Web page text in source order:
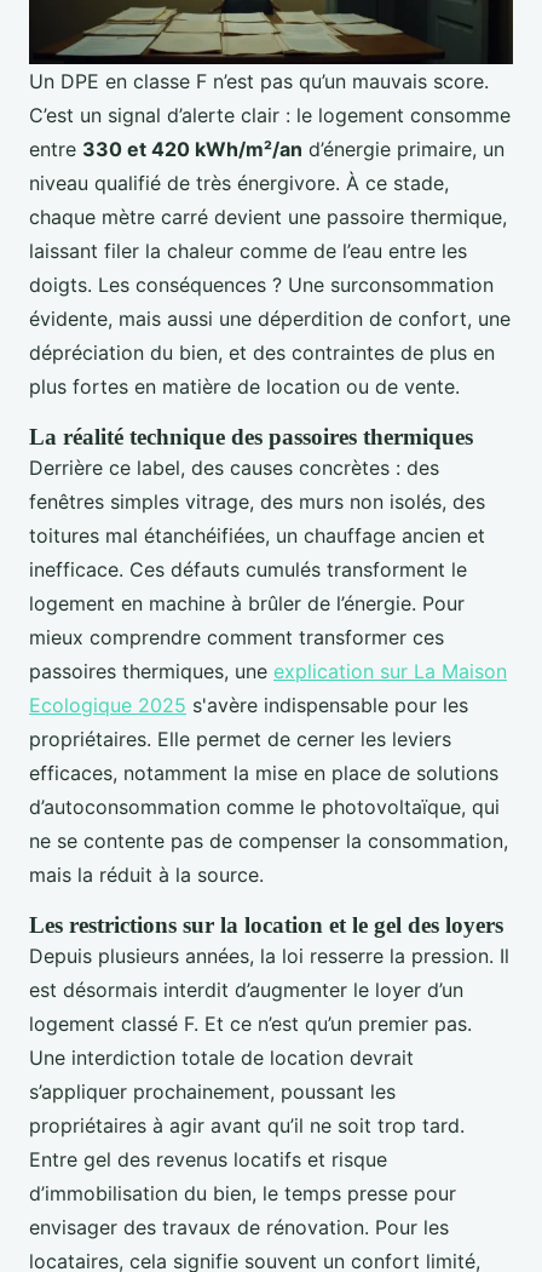
Un DPE en classe F n’est pas qu’un mauvais score.
C’est un signal d’alerte clair : le logement consomme
entre 330 et 420 kWh/m²/an d’énergie primaire, un
niveau qualifié de très énergivore. À ce stade,
chaque mètre carré devient une passoire thermique,
laissant filer la chaleur comme de l’eau entre les
doigts. Les conséquences ? Une surconsommation
évidente, mais aussi une déperdition de confort, une
dépréciation du bien, et des contraintes de plus en
plus fortes en matière de location ou de vente.
La réalité technique des passoires thermiques
Derrière ce label, des causes concrètes : des
fenêtres simples vitrage, des murs non isolés, des
toitures mal étanchéifiées, un chauffage ancien et
inefficace. Ces défauts cumulés transforment le
logement en machine à brûler de l’énergie. Pour
mieux comprendre comment transformer ces
passoires thermiques, une explication sur La Maison
Ecologique 2025 s'avère indispensable pour les
propriétaires. Elle permet de cerner les leviers
efficaces, notamment la mise en place de solutions
d’autoconsommation comme le photovoltaïque, qui
ne se contente pas de compenser la consommation,
mais la réduit à la source.
Les restrictions sur la location et le gel des loyers
Depuis plusieurs années, la loi resserre la pression. Il
est désormais interdit d’augmenter le loyer d’un
logement classé F. Et ce n’est qu’un premier pas.
Une interdiction totale de location devrait
s’appliquer prochainement, poussant les
propriétaires à agir avant qu’il ne soit trop tard.
Entre gel des revenus locatifs et risque
d’immobilisation du bien, le temps presse pour
envisager des travaux de rénovation. Pour les
locataires, cela signifie souvent un confort limité,